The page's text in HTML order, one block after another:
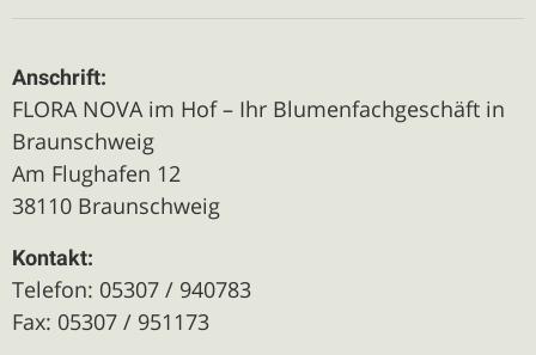
Anschrift:
FLORA NOVA im Hof – Ihr Blumenfachgeschäft in
Braunschweig
Am Flughafen 12
38110 Braunschweig
Kontakt:
Telefon: 05307 / 940783
Fax: 05307 / 951173